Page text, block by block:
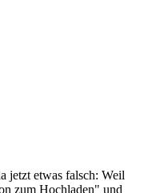
jetzt etwas falsch: Weil
zum Hochladen" und